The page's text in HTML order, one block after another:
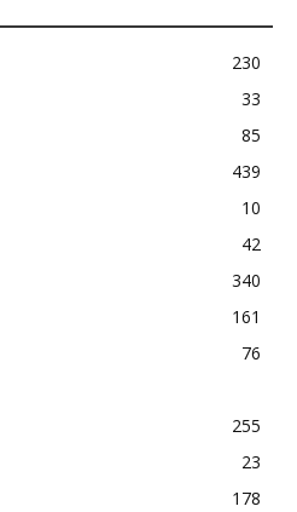
230
33
85
439
10
42
340
161
76
255
23
178